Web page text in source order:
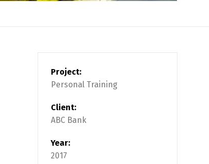
Project:
Personal Training
Client:
ABC Bank
Year:
2017